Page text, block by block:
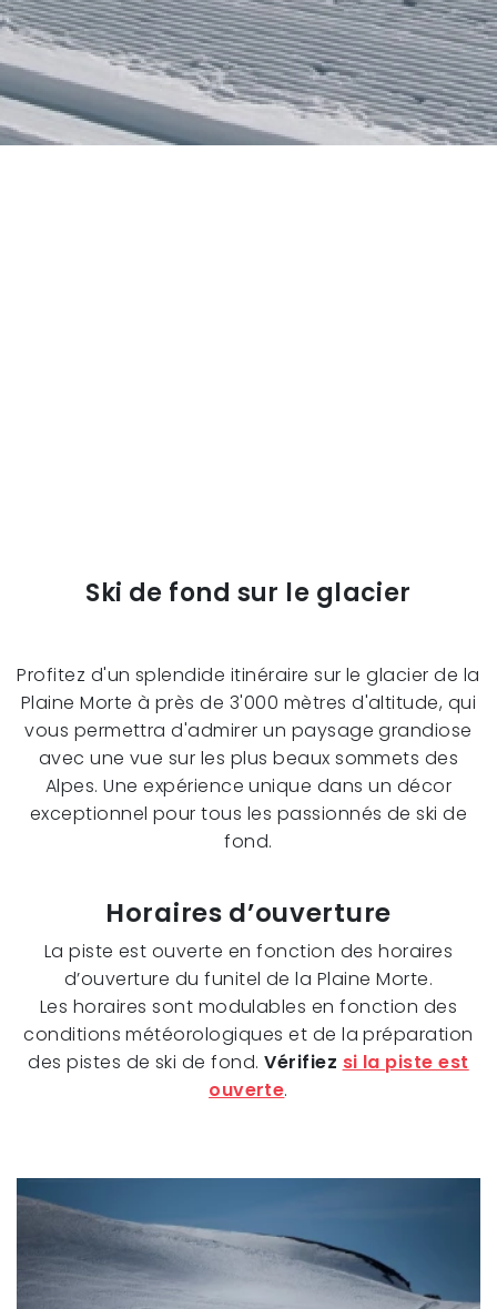
Ski de fond sur le glacier
Profitez d'un splendide itinéraire sur le glacier de la
Plaine Morte à près de 3'000 mètres d'altitude, qui
vous permettra d'admirer un paysage grandiose
avec une vue sur les plus beaux sommets des
Alpes. Une expérience unique dans un décor
exceptionnel pour tous les passionnés de ski de
fond.
Horaires d’ouverture
La piste est ouverte en fonction des horaires
d’ouverture du funitel de la Plaine Morte.
Les horaires sont modulables en fonction des
conditions météorologiques et de la préparation
des pistes de ski de fond.Vérifiez si la piste est
ouverte.